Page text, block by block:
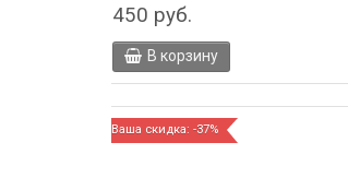
450 руб.
В корзину
Ваша скидка: -37%